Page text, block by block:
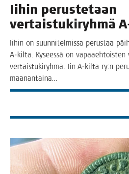
Iihin perus­te­taan
ver­tais­tu­ki­ryh­mä
Iihin on suun­ni­tel­mis­sa perus­taa
A‑kilta. Kysees­sä on
ver­tais­tu­ki­ryh­mä. Iin A‑kilta ry:n
maanantaina…